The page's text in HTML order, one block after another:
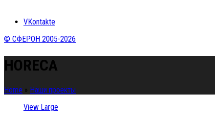
VKontakte
© СФЕРОН 2005-2026
HORECA
Home » Наши проекты
View Large